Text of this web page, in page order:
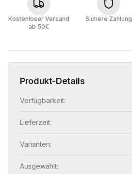
Kostenloser Versand
ab 50€
Sichere Zahlung
Produkt-Details
Verfügbarkeit:
Lieferzeit:
Varianten:
Ausgewählt: